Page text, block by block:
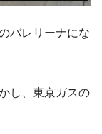
バレリーナにな
し、東京ガスの